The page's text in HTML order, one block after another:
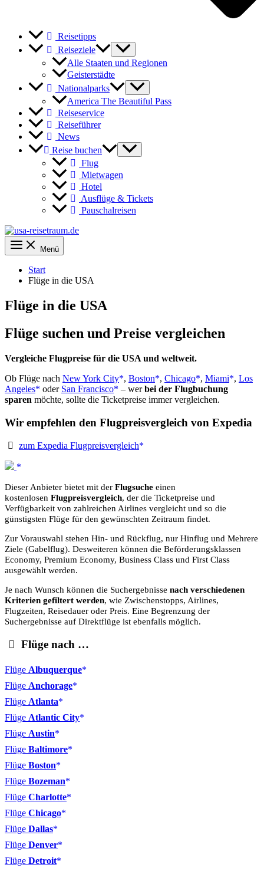
Reisetipps
Reiseziele
Alle Staaten und Regionen
Geisterstädte
Nationalparks
America The Beautiful Pass
Reiseservice
Reiseführer
News
Reise buchen
Flug
Mietwagen
Hotel
Ausflüge & Tickets
Pauschalreisen
Menü
Start
Flüge in die USA
Flüge in die USA
Flüge suchen und Preise vergleichen
Vergleiche Flugpreise für die USA und weltweit.
Ob Flüge nach New York City , Boston , Chicago , Miami , Los
Angeles
oder San Francisco – werbei der Flugbuchung
sparen möchte, sollte die Ticketpreise immer vergleichen.
Wir empfehlen den Flugpreisvergleich von Expedia
zum Expedia Flugpreisvergleich
Dieser Anbieter bietet mit der Flugsuche einen
kostenlosen Flugpreisvergleich, der die Ticketpreise und
Verfügbarkeit von zahlreichen Airlines vergleicht und so die
günstigsten Flüge für den gewünschten Zeitraum findet.
Zur Vorauswahl stehen Hin- und Rückflug, nur Hinflug und Mehrere
Ziele (Gabelflug). Desweiteren können die Beförderungsklassen
Economy, Premium Economy, Business Class und First Class
ausgewählt werden.
Je nach Wunsch können die Suchergebnisse nach verschiedenen
Kriterien gefiltert werden, wie Zwischenstopps, Airlines,
Flugzeiten, Reisedauer oder Preis. Eine Begrenzung der
Suchergebnisse auf Direktflüge ist ebenfalls möglich.
Flüge nach …
Flüge Albuquerque
Flüge Anchorage
Flüge Atlanta
Flüge Atlantic City
Flüge Austin
Flüge Baltimore
Flüge Boston
Flüge Bozeman
Flüge Charlotte
Flüge Chicago
Flüge Dallas
Flüge Denver
Flüge Detroit